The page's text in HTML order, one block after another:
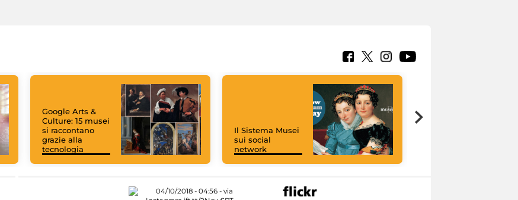
Google Arts &
Culture: 15 musei
si raccontano
grazie alla
tecnologia
Il Sistema Musei
sui social
network